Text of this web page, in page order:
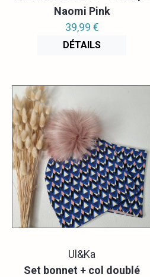
Naomi Pink
39,99 €
DÉTAILS
Ul&Ka
Set bonnet + col doublé